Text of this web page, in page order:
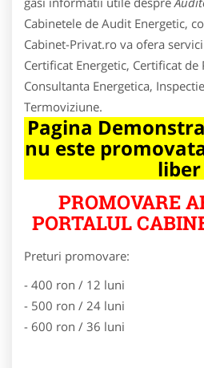
Cabinetele de Audit Energetic,
Cabinet-Privat.ro va ofera
Certificat Energetic, Certificat
Consultanta Energetica,
Termoviziune.
Pagina
nu este
liber
PROMOVARE
PORTALUL
Preturi promovare:
- 400 ron / 12 luni
- 500 ron / 24 luni
- 600 ron / 36 luni